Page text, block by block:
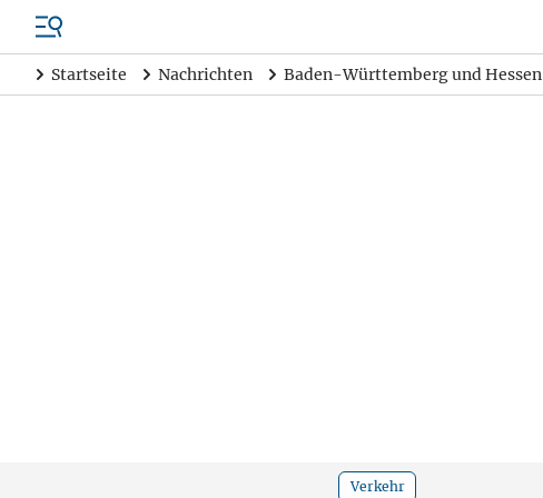
Startseite Nachrichten Baden-Württemberg und Hessen
Verkehr